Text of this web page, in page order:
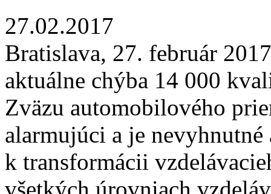
27.02.2017
Bratislava, 27. február
aktuálne chýba 14 000
Zväzu automobilového
alarmujúci a je
k transformácii
všetkých úrovniach